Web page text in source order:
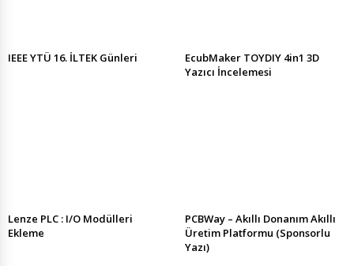
IEEE YTÜ 16. İLTEK Günleri
EcubMaker TOYDIY 4in1 3D
Yazıcı İncelemesi
Lenze PLC : I/O Modülleri
Ekleme
PCBWay – Akıllı Donanım Akıllı
Üretim Platformu (Sponsorlu
Yazı)